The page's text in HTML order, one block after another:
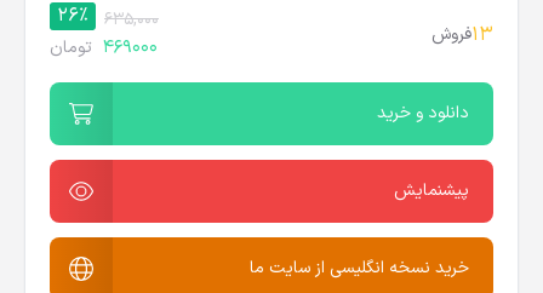
13فروش
635,000
26%
469000 تومان
دانلود و خرید
پیشنمایش
خرید نسخه انگلیسی از سایت ما